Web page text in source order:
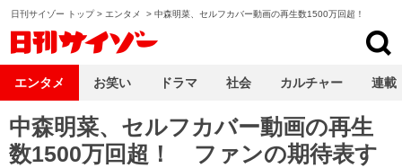
日刊サイゾー トップ> エンタメ > 中森明菜、セルフカバー動画の再生数1500万回超！
中森明菜、セルフカバー動画の再生
数1500万回超！ ファンの期待表す
エンタメ お笑い ドラマ 社会 カルチャー 連載